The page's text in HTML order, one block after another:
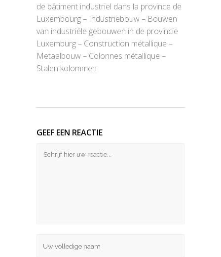
de bâtiment industriel dans la province de
Luxembourg – Industriebouw – Bouwen
van industriële gebouwen in de provincie
Luxemburg – Construction métallique –
Metaalbouw – Colonnes métallique –
Stalen kolommen
GEEF EEN REACTIE